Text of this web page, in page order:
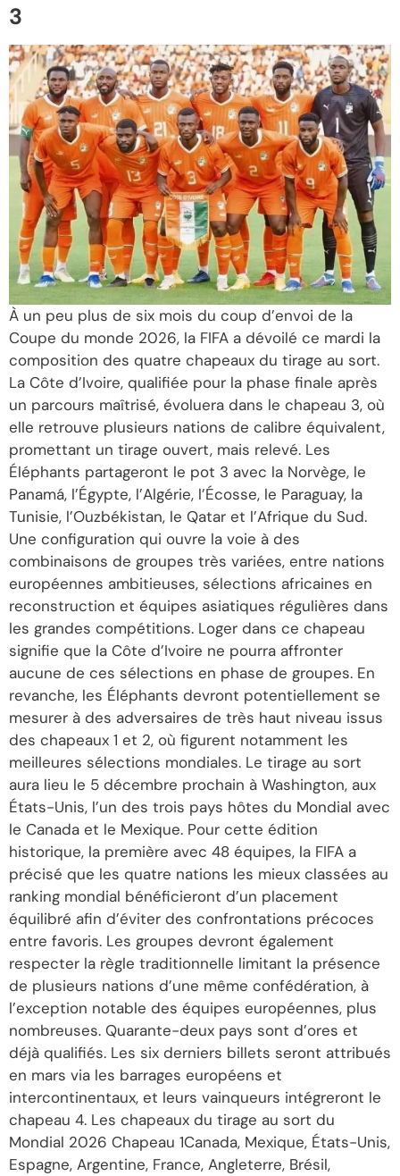
3
À un peu plus de six mois du coup d’envoi de la
Coupe du monde 2026, la FIFA a dévoilé ce mardi la
composition des quatre chapeaux du tirage au sort.
La Côte d’Ivoire, qualifiée pour la phase finale après
un parcours maîtrisé, évoluera dans le chapeau 3, où
elle retrouve plusieurs nations de calibre équivalent,
promettant un tirage ouvert, mais relevé. Les
Éléphants partageront le pot 3 avec la Norvège, le
Panamá, l’Égypte, l’Algérie, l’Écosse, le Paraguay, la
Tunisie, l’Ouzbékistan, le Qatar et l’Afrique du Sud.
Une configuration qui ouvre la voie à des
combinaisons de groupes très variées, entre nations
européennes ambitieuses, sélections africaines en
reconstruction et équipes asiatiques régulières dans
les grandes compétitions. Loger dans ce chapeau
signifie que la Côte d’Ivoire ne pourra affronter
aucune de ces sélections en phase de groupes. En
revanche, les Éléphants devront potentiellement se
mesurer à des adversaires de très haut niveau issus
des chapeaux 1 et 2, où figurent notamment les
meilleures sélections mondiales. Le tirage au sort
aura lieu le 5 décembre prochain à Washington, aux
États-Unis, l’un des trois pays hôtes du Mondial avec
le Canada et le Mexique. Pour cette édition
historique, la première avec 48 équipes, la FIFA a
précisé que les quatre nations les mieux classées au
ranking mondial bénéficieront d’un placement
équilibré afin d’éviter des confrontations précoces
entre favoris. Les groupes devront également
respecter la règle traditionnelle limitant la présence
de plusieurs nations d’une même confédération, à
l’exception notable des équipes européennes, plus
nombreuses. Quarante-deux pays sont d’ores et
déjà qualifiés. Les six derniers billets seront attribués
en mars via les barrages européens et
intercontinentaux, et leurs vainqueurs intégreront le
chapeau 4. Les chapeaux du tirage au sort du
Mondial 2026 Chapeau 1Canada, Mexique, États-Unis,
Espagne, Argentine, France, Angleterre, Brésil,